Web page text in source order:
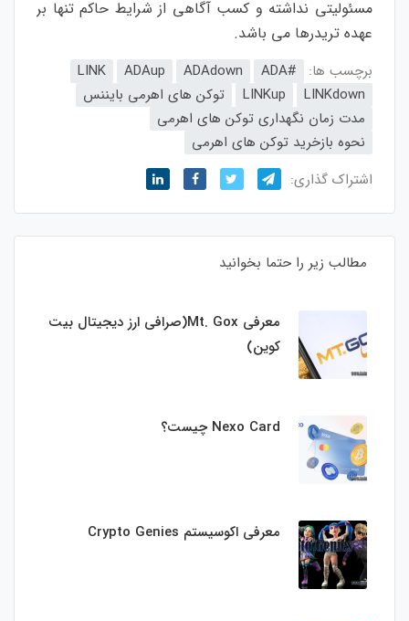
مسئولیتی نداشته و کسب آگاهی از شرایط حاکم تنها بر
عهده تریدرها می باشد.
برچسب ها: #ADA
ADAdown
ADAup
LINK
LINKdown
LINKup
توکن های اهرمی بایننس
مدت زمان نگهداری توکن های اهرمی
نحوه بازخرید توکن های اهرمی
اشتراک گذاری:
مطالب زیر را حتما بخوانید
معرفی Mt. Gox(صرافی ارز دیجیتال بیت
کوین)
Nexo Card چیست؟
معرفی اکوسیستم Crypto Genies